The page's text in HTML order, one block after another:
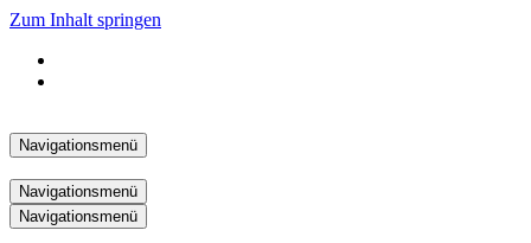
Zum Inhalt springen
Navigationsmenü
Navigationsmenü
Navigationsmenü